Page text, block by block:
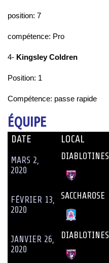
position: 7
compétence: Pro
4- Kingsley Coldren
Position: 1
Compétence: passe rapide
ÉQUIPE
DATE LOCAL
MARS 2,
2020
DIABLOTINES
FÉVRIER 13,
2020
SACCHAROSE
JANVIER 26,
2020
DIABLOTINES